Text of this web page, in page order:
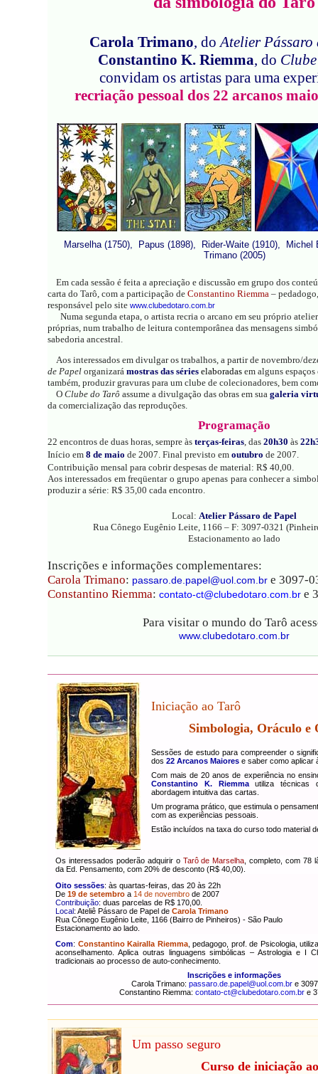
Carola Trimano, doAtelier Pássaro
Constantino K. Riemma, do
convidam os artistas para uma
recriação pessoal dos 22 arcanos
Marselha (1750), Papus (1898), Rider-Waite (1910), Michel
Trimano (2005)
Em cada sessão é feita a apreciação e discussão em grupo dos
carta do Tarô, com a participação de Constantino Riemma –
responsável pelo site www.clubedotaro.com.br
Numa segunda etapa, o artista recria o arcano em seu próprio
próprias, num trabalho de leitura contemporânea das mensagens
sabedoria ancestral.
Aos interessados em divulgar os trabalhos, a partir de novembro/
de Papel organizará mostras das séries elaboradas em alguns
também, produzir gravuras para um clube de colecionadores, bem
O Clube do Tarô assume a divulgação das obras em sua galeria
da comercialização das reproduções.
Programação
22 encontros de duas horas, sempre às terças-feiras, das 20h30 às
Início em 8 de maio de 2007. Final previsto em outubro de 2007.
Contribuição mensal para cobrir despesas de material: R$ 40,00.
Aos interessados em freqüentar o grupo apenas para conhecer a
produzir a série: R$ 35,00 cada encontro.
Local: Atelier Pássaro de Papel
Rua Cônego Eugênio Leite, 1166 – F: 3097-0321
Estacionamento ao lado
Inscrições e informações complementares:
Carola Trimano: passaro.de.papel@uol.com.br e 3097-
Constantino Riemma: contato-ct@clubedotaro.com.br e
Para visitar o mundo do Tarô
www.clubedotaro.com.br
Iniciação ao Tarô
Simbologia, Oráculo e
Sessões de estudo para compreender o
dos 22 Arcanos Maiores e saber como aplicar
Com mais de 20 anos de experiência no
Constantino K. Riemmautiliza técnicas
abordagem intuitiva das cartas.
Um programa prático, que estimula o
com as experiências pessoais.
Estão incluídos na taxa do curso todo material
Os interessados poderão adquirir o Tarô de Marselha , completo, com 78
da Ed. Pensamento, com 20% de desconto (R$ 40,00).
Oito sessões: às quartas-feiras, das 20 às 22h
De 19 de setembro a 14 de novembro de 2007
Contribuição: duas parcelas de R$ 170,00.
Local: Ateliê Pássaro de Papel de Carola Trimano
Rua Cônego Eugênio Leite, 1166 (Bairro de Pinheiros) - São Paulo
Estacionamento ao lado.
Com: Constantino Kairalla Riemma, pedagogo, prof. de Psicologia,
aconselhamento. Aplica outras linguagens simbólicas – Astrologia e I
tradicionais ao processo de auto-conhecimento.
Inscrições e informações
Carola Trimano: passaro.de.papel@uol.com.bre
Constantino Riemma: contato-ct@clubedotaro.com.bre
Um passo seguro
Curso de iniciação